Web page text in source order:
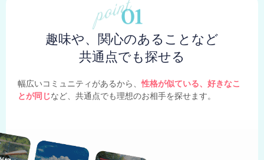
趣味や、関心のあることなど
共通点でも探せる
幅広いコミュニティがあるから、性格が似ている、好きなこ
とが同じなど、共通点でも理想のお相手を探せます。